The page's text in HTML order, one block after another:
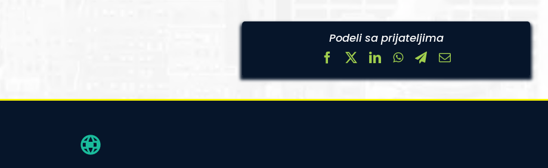
Podeli sa prijateljima